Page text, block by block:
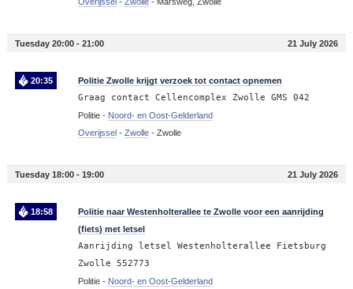
Tuesday 20:00 - 21:00 21 July 2026
20:35 Politie Zwolle krijgt verzoek tot contact opnemen
Graag contact Cellencomplex Zwolle GMS 042
Politie - Noord- en Oost-Gelderland
Overijssel- Zwolle- Zwolle
Tuesday 18:00 - 19:00 21 July 2026
18:58
Politie naar Westenholterallee te Zwolle voor een aanrijding
(fiets) met letsel
Aanrijding letsel Westenholterallee Fietsburg
Zwolle 552773
Politie - Noord- en Oost-Gelderland